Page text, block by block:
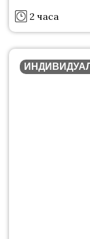
2 часа